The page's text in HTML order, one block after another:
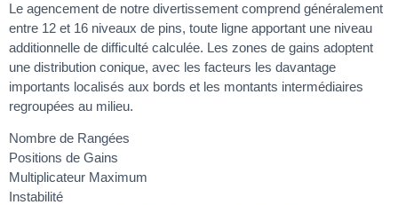
Le agencement de notre divertissement comprend généralement
entre 12 et 16 niveaux de pins, toute ligne apportant une niveau
additionnelle de difficulté calculée. Les zones de gains adoptent
une distribution conique, avec les facteurs les davantage
importants localisés aux bords et les montants intermédiaires
regroupées au milieu.
Nombre de Rangées
Positions de Gains
Multiplicateur Maximum
Instabilité